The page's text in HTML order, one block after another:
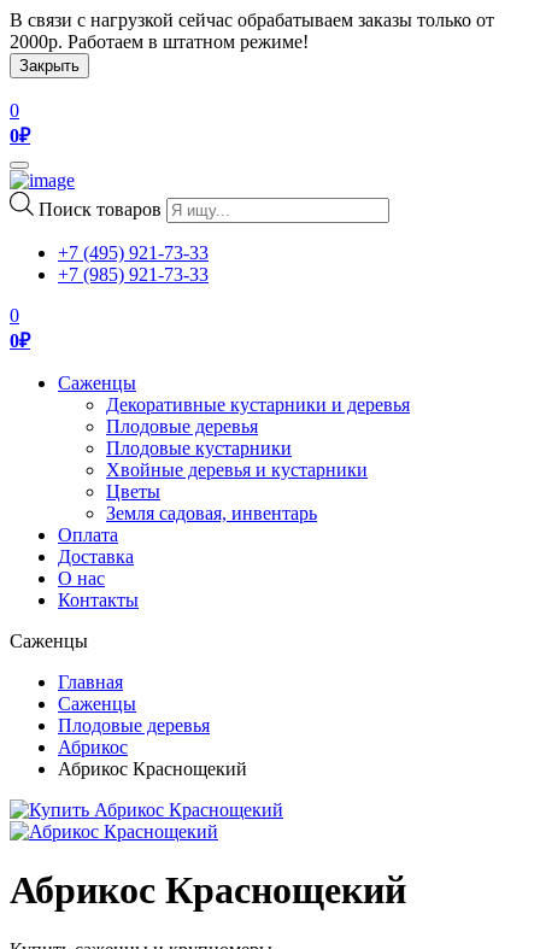
В связи с нагрузкой сейчас обрабатываем заказы только от
2000р. Работаем в штатном режиме!
Закрыть
0
0₽
Toggle
navigation
Поиск товаров
+7 (495) 921-73-33
+7 (985) 921-73-33
0
0₽
Саженцы
Декоративные кустарники и деревья
Плодовые деревья
Плодовые кустарники
Хвойные деревья и кустарники
Цветы
Земля садовая, инвентарь
Оплата
Доставка
О нас
Контакты
Саженцы
Главная
Саженцы
Плодовые деревья
Абрикос
Абрикос Краснощекий
Абрикос Краснощекий